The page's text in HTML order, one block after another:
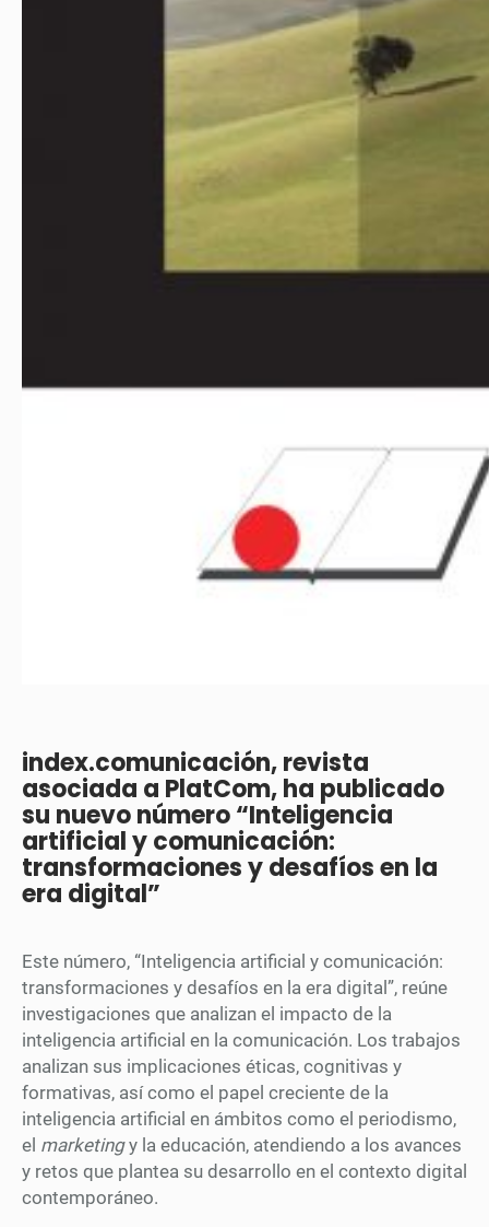
index.comunicación, revista
asociada a PlatCom, ha publicado
su nuevo número “Inteligencia
artificial y comunicación:
transformaciones y desafíos en la
era digital”
Este número, “Inteligencia artificial y comunicación:
transformaciones y desafíos en la era digital”, reúne
investigaciones que analizan el impacto de la
inteligencia artificial en la comunicación. Los trabajos
analizan sus implicaciones éticas, cognitivas y
formativas, así como el papel creciente de la
inteligencia artificial en ámbitos como el periodismo,
el marketingy la educación, atendiendo a los avances
y retos que plantea su desarrollo en el contexto digital
contemporáneo.